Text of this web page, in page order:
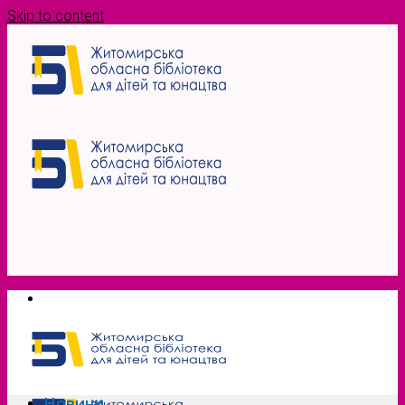
Skip to content